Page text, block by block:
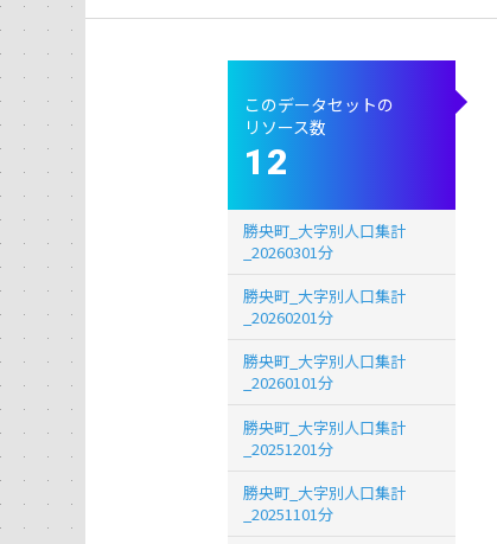
このデータセットの
リソース数
12
勝央町_大字別人口集計
_20260301分
勝央町_大字別人口集計
_20260201分
勝央町_大字別人口集計
_20260101分
勝央町_大字別人口集計
_20251201分
勝央町_大字別人口集計
_20251101分